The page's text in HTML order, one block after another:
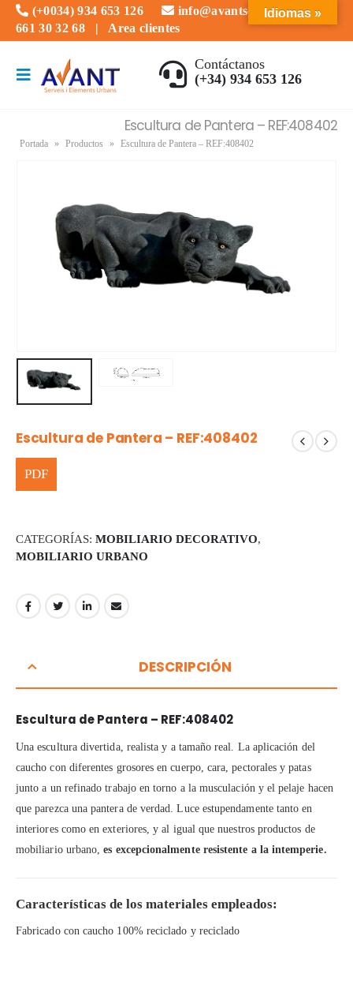
(+0034) 934 653 126
info@avantserveis.com
661 30 32 68 | Area clientes
Contáctanos
(+34) 934 653 126
Escultura de Pantera – REF:408402
Portada » Productos » Escultura de Pantera – REF:408402
Escultura de Pantera – REF:408402
CATEGORÍAS: MOBILIARIO DECORATIVO,
MOBILIARIO URBANO
DESCRIPCIÓN
Escultura de Pantera – REF:408402
Una escultura divertida, realista y a tamaño real. La aplicación del
caucho con diferentes grosores en cuerpo, cara, pectorales y patas
junto a un refinado trabajo en torno a la musculación y el pelaje hacen
que parezca una pantera de verdad. Luce estupendamente tanto en
interiores como en exteriores, y al igual que nuestros productos de
mobiliario urbano, es excepcionalmente resistente a la intemperie.
Características de los materiales empleados:
Fabricado con caucho 100% reciclado y reciclado
Idiomas »